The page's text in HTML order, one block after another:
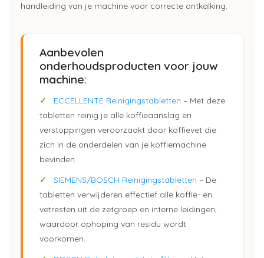
handleiding van je machine voor correcte ontkalking.
Aanbevolen
onderhoudsproducten voor jouw
machine:
✓ ECCELLENTE Reinigingstabletten – Met deze
tabletten reinig je alle koffieaanslag en
verstoppingen veroorzaakt door koffievet die
zich in de onderdelen van je koffiemachine
bevinden.
✓
SIEMENS/BOSCH Reinigingstabletten – De
tabletten verwijderen effectief alle koffie- en
vetresten uit de zetgroep en interne leidingen,
waardoor ophoping van residu wordt
voorkomen.